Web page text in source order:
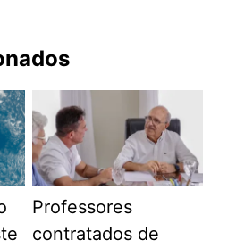
Professores
contratados de